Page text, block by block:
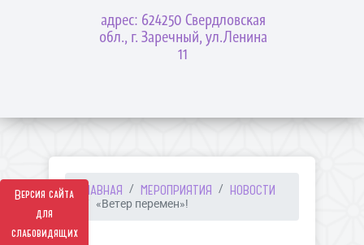
Версия сайта
для
слабовидящих
адрес: 624250 Свердловская
обл., г. Заречный, ул.Ленина
11
ГЛАВНАЯ МЕРОПРИЯТИЯ НОВОСТИ
«Ветер перемен»!